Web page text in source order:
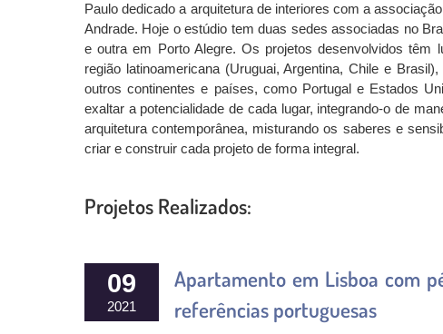
Paulo dedicado a arquitetura de interiores com a
Andrade. Hoje o estúdio tem duas sedes associadas no
e outra em Porto Alegre. Os projetos desenvolvidos têm
região latinoamericana (Uruguai, Argentina, Chile e
outros continentes e países, como Portugal e Estados
exaltar a potencialidade de cada lugar, integrando-o de
arquitetura contemporânea, misturando os saberes e
criar e construir cada projeto de forma integral.
Projetos Realizados:
09
2021
Apartamento em Lisboa com
referências portuguesas